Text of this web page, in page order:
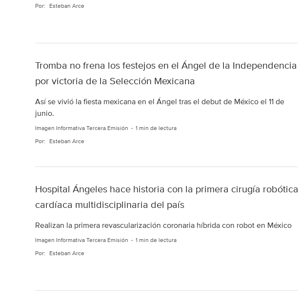
Por: Esteban Arce
Tromba no frena los festejos en el Ángel de la Independencia
por victoria de la Selección Mexicana
Así se vivió la fiesta mexicana en el Ángel tras el debut de México el 11 de
junio.
Imagen Informativa Tercera Emisión 1 min de lectura
Por: Esteban Arce
Hospital Ángeles hace historia con la primera cirugía robótica
cardíaca multidisciplinaria del país
Realizan la primera revascularización coronaria híbrida con robot en México
Imagen Informativa Tercera Emisión 1 min de lectura
Por: Esteban Arce